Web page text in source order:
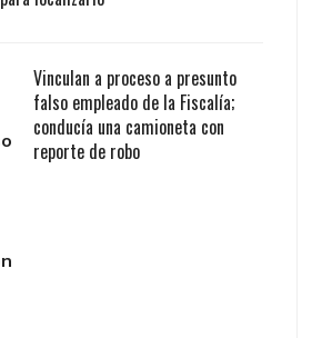
Vinculan a proceso a presunto
falso empleado de la Fiscalía;
conducía una camioneta con
reporte de robo